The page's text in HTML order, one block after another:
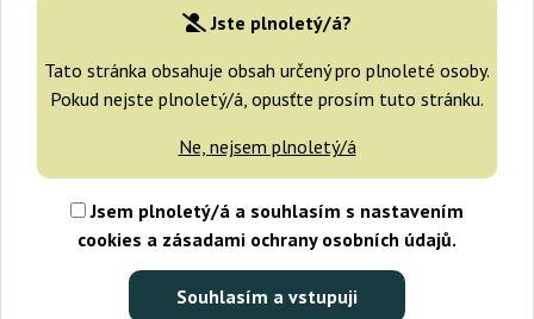
Jste plnoletý/á?
Tato stránka obsahuje obsah určený pro plnoleté osoby.
Pokud nejste plnoletý/á, opusťte prosím tuto stránku.
Ne, nejsem plnoletý/á
Jsem plnoletý/á a souhlasím s nastavením
cookies a zásadami ochrany osobních údajů.
Souhlasím a vstupuji